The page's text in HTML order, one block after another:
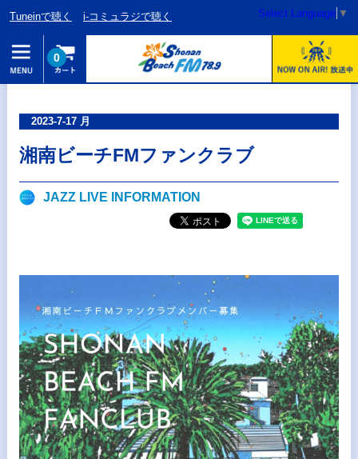
Tuneinで聴く i-コミュラジで聴く Select Language ▼
0
2023-7-17 月
湘南ビーチFMファンクラブ
JAZZ LIVE INFORMATION